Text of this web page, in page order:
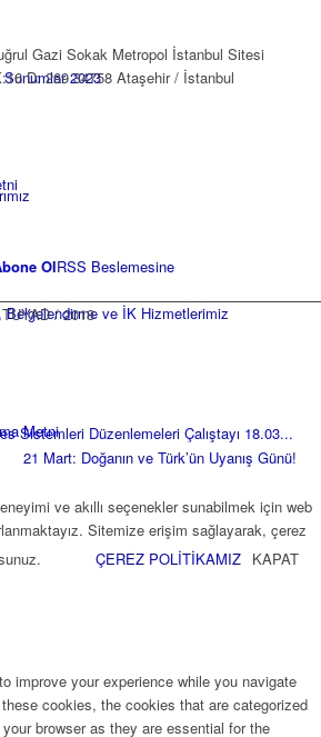
2023
ve İK Hizmetlerimiz
Metni
Gazi Sokak Metropol İstanbul Sitesi
D: 269 34758 Ataşehir / İstanbul
OlRSS Beslemesine
TUYAD / 2018
Sistemleri Düzenlemeleri Çalıştayı 18.03...
21 Mart: Doğanın ve Türk’ün Uyanış Günü!
ve akıllı seçenekler sunabilmek için web
Sitemize erişim sağlayarak, çerez
ÇEREZ POLİTİKAMIZ KAPAT
improve your experience while you navigate
cookies, the cookies that are categorized
browser as they are essential for the